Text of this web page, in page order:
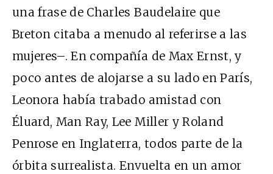
una frase de Charles Baudelaire que
Breton citaba a menudo al referirse a las
mujeres–. En compañía de Max Ernst, y
poco antes de alojarse a su lado en París,
Leonora había trabado amistad con
Éluard, Man Ray, Lee Miller y Roland
Penrose en Inglaterra, todos parte de la
órbita surrealista. Envuelta en un amor